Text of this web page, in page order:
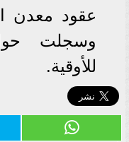
للأوقية.